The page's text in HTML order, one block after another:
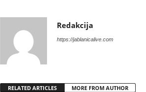
Redakcija
https://jablanicalive.com
RELATED ARTICLES MORE FROM AUTHOR